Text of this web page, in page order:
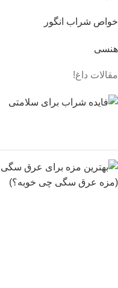
خواص شراب انگور
هنسی
مقالات داغ!